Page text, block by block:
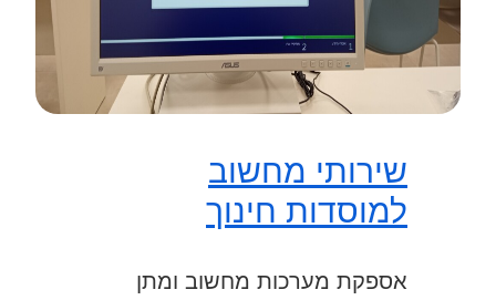
שירותי מחשוב
למוסדות חינוך
אספקת מערכות מחשוב ומתן